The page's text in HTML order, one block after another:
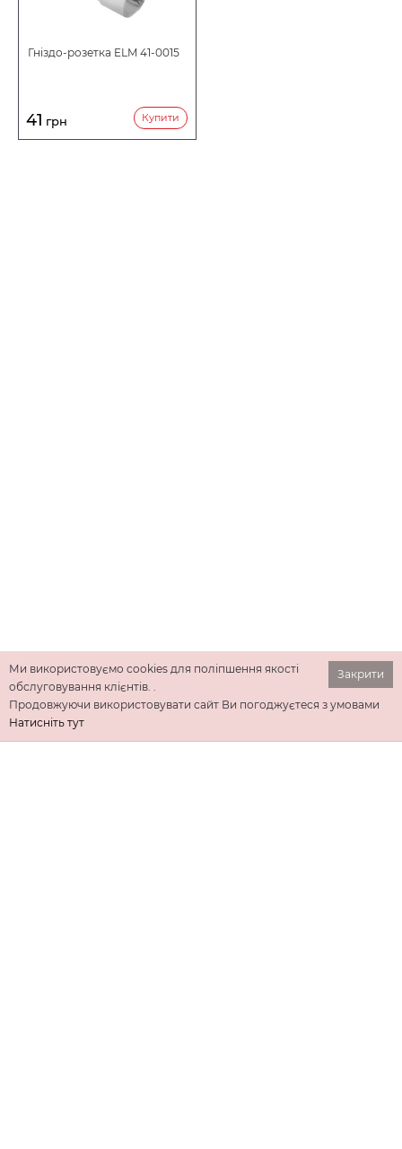
Гніздо-розетка ELM 41-0015
41 грн Купити
Закрити
Ми використовуємо cookies для поліпшення якості
обслуговування клієнтів. .
Продовжуючи використовувати сайт Ви погоджуєтеся з умовами
Натисніть тут